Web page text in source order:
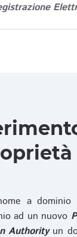
a dominio
ad un nuovo
Authorityun